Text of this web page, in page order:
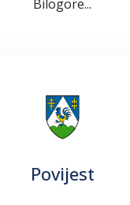
Bilogore...
Povijest